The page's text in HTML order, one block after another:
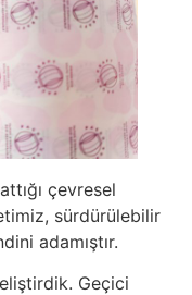
çevresel
sürdürülebilir
adamıştır.
Geçici